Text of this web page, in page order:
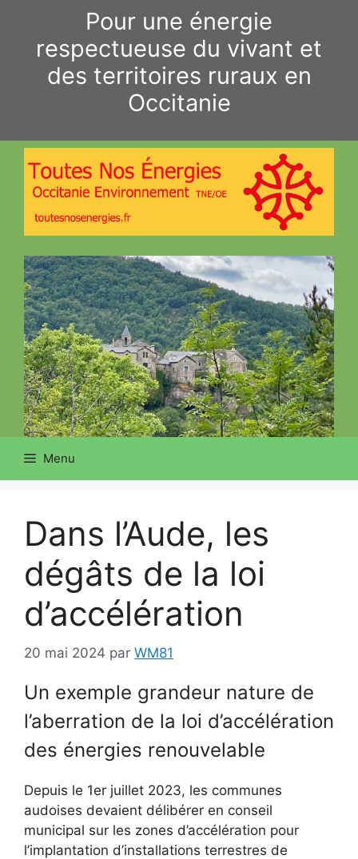
contenu
Pour une énergie
respectueuse du vivant et
des territoires ruraux en
Occitanie
Menu
Dans l’Aude, les
dégâts de la loi
d’accélération
20 mai 2024 par WM81
Un exemple grandeur nature de
l’aberration de la loi d’accélération
des énergies renouvelable
Depuis le 1er juillet 2023, les communes
audoises devaient délibérer en conseil
municipal sur les zones d’accélération pour
l’implantation d’installations terrestres de